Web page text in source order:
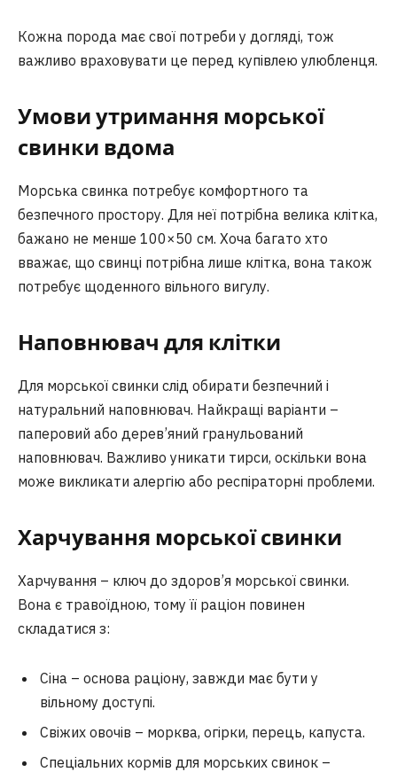
Кожна порода має свої потреби у догляді, тож
важливо враховувати це перед купівлею улюбленця.
Умови утримання морської
свинки вдома
Морська свинка потребує комфортного та
безпечного простору. Для неї потрібна велика клітка,
бажано не менше 100×50 см. Хоча багато хто
вважає, що свинці потрібна лише клітка, вона також
потребує щоденного вільного вигулу.
Наповнювач для клітки
Для морської свинки слід обирати безпечний і
натуральний наповнювач. Найкращі варіанти –
паперовий або дерев’яний гранульований
наповнювач. Важливо уникати тирси, оскільки вона
може викликати алергію або респіраторні проблеми.
Харчування морської свинки
Харчування – ключ до здоров’я морської свинки.
Вона є травоїдною, тому її раціон повинен
складатися з:
Сіна – основа раціону, завжди має бути у
вільному доступі.
Свіжих овочів – морква, огірки, перець, капуста.
Спеціальних кормів для морських свинок –